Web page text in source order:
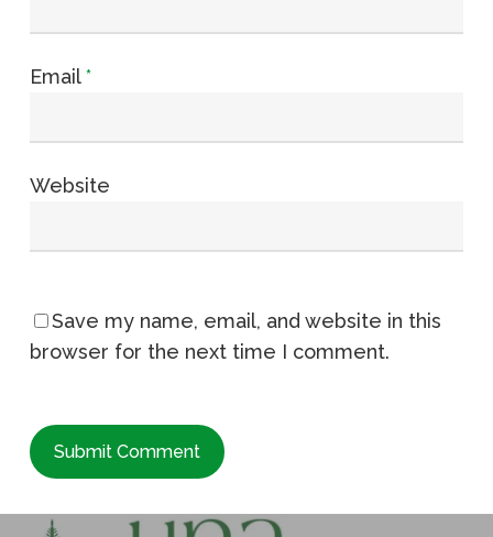
Email*
Website
Save my name, email, and website in this
browser for the next time I comment.